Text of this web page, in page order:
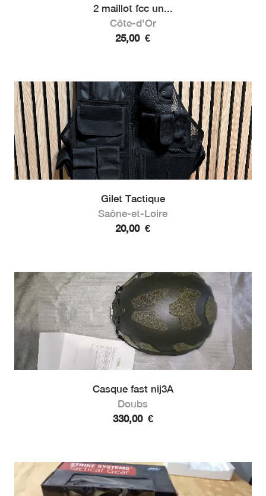
2 maillot fcc un...
Côte-d'Or
25,00 €
Gilet Tactique
Saône-et-Loire
20,00 €
Casque fast nij3A
Doubs
330,00 €